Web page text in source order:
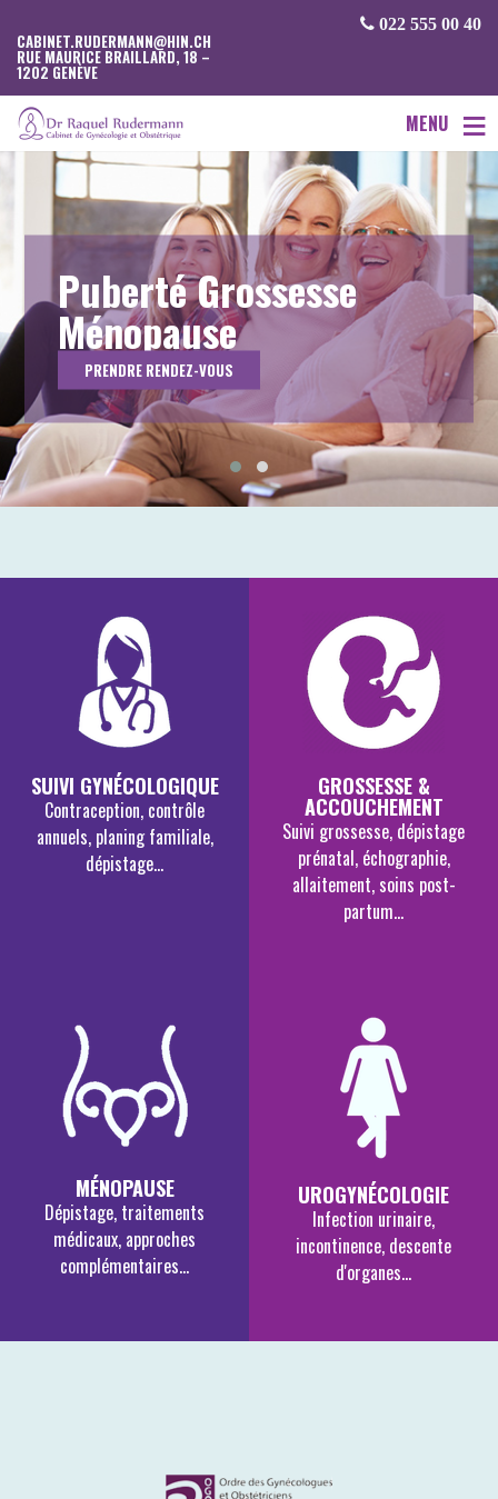
CABINET.RUDERMANN@HIN.CH
RUE MAURICE BRAILLARD, 18 –
1202 GENÈVE
022 555 00 40
MENU
SUIVI GYNÉCOLOGIQUE
Contraception, contrôle
annuels, planing familiale,
dépistage...
GROSSESSE &
ACCOUCHEMENT
Suivi grossesse, dépistage
prénatal, échographie,
allaitement, soins post-
partum...
MÉNOPAUSE
Dépistage, traitements
médicaux, approches
complémentaires...
UROGYNÉCOLOGIE
Infection urinaire,
incontinence, descente
d'organes...